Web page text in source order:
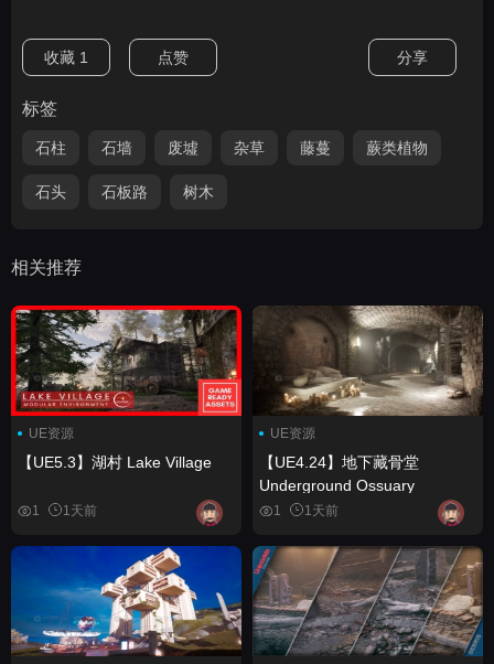
收藏 1 点赞 分享
标签
石柱 石墙 废墟 杂草 藤蔓 蕨类植物
石头 石板路 树木
相关推荐
UE资源
【UE5.3】湖村 Lake Village
1 1天前
UE资源
【UE4.24】地下藏骨堂
Underground Ossuary
1 1天前